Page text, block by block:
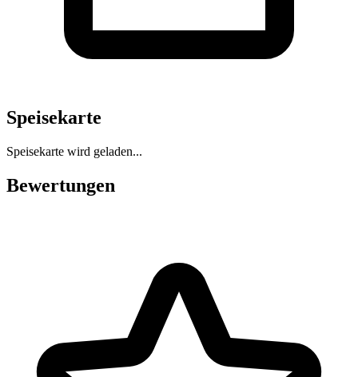
Speisekarte
Speisekarte wird geladen...
Bewertungen